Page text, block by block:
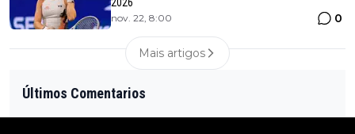
2026
nov. 22, 8:00 0
Mais artigos
Últimos Comentarios